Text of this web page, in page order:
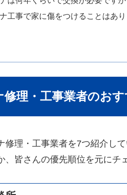
工事で家に傷をつけることはあり
理・工事業者のお
修理・工事業者を7つ紹介し
皆さんの優先順位を元にチ